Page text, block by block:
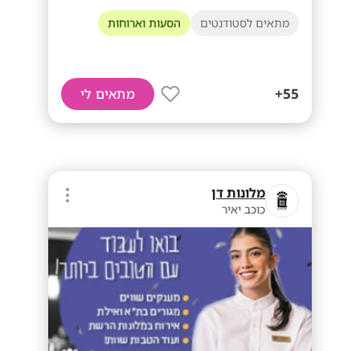
מתאים לסטודנטים הסעות וארוחות
55+ מתאים לי
מלונות דן
כוכב יאיר